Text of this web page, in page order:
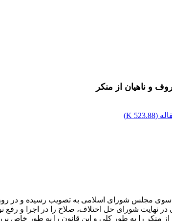
و ناهیان از منکر
(
523.88 K
)
سوی مجلس شورای اسلامی به تصویب رسیده و در
نهایت شورای حل اختلاف، صلاح را در اجرا و رفع
را به طور کلی و این قانون را به طور خاص